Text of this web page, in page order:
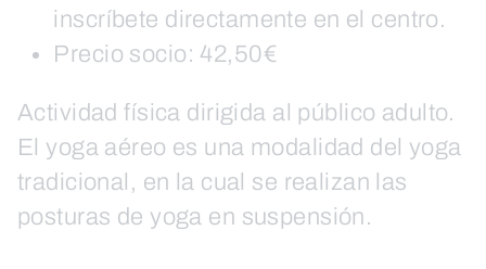
inscríbete directamente en el centro.
Precio socio: 42,50€
Actividad física dirigida al público adulto.
El yoga aéreo es una modalidad del yoga
tradicional, en la cual se realizan las
posturas de yoga en suspensión.